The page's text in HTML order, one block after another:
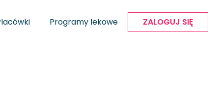
Programy lekowe ZALOGUJ SIĘ